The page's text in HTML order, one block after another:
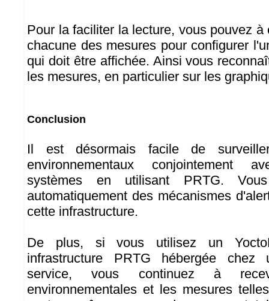
Pour la faciliter la lecture, vous pouvez à
chacune des mesures pour configurer
qui doit être affichée. Ainsi vous
les mesures, en particulier sur les
Conclusion
Il est désormais facile de
environnementaux conjointement
systèmes en utilisant PRTG.
automatiquement des mécanismes
cette infrastructure.
De plus, si vous utilisez un
infrastructure PRTG hébergée chez
service, vous continuez à
environnementales et les mesures